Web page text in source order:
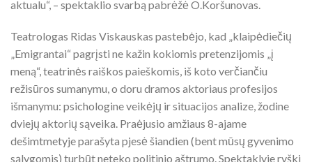
aktualu“, – spektaklio svarbą pabrėžė O.Koršunovas.
Teatrologas Ridas Viskauskas pastebėjo, kad „klaipėdiečių
„Emigrantai“ pagrįsti ne kažin kokiomis pretenzijomis „į
meną“, teatrinės raiškos paieškomis, iš koto verčiančiu
režisūros sumanymu, o doru dramos aktoriaus profesijos
išmanymu: psichologine veikėjų ir situacijos analize, žodine
dviejų aktorių sąveika. Praėjusio amžiaus 8-ajame
dešimtmetyje parašyta pjesė šiandien (bent mūsų gyvenimo
sąlygomis) turbūt neteko politinio aštrumo. Spektaklyje ryški